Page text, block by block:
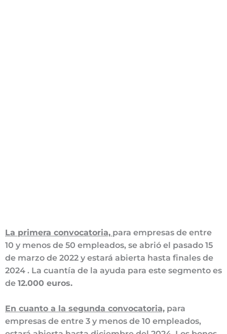
La primera convocatoria, para empresas de entre
10 y menos de 50 empleados, se abrió el pasado 15
de marzo de 2022 y estará abierta hasta finales de
2024 . La cuantía de la ayuda para este segmento es
de 12.000 euros.
En cuanto a la segunda convocatoria, para
empresas de entre 3 y menos de 10 empleados,